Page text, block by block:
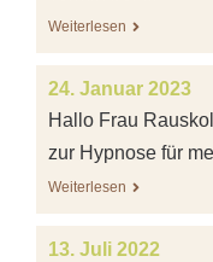
Weiterlesen
24. Januar 2023
Hallo Frau
zur Hypnose für
Weiterlesen
13. Juli 2022